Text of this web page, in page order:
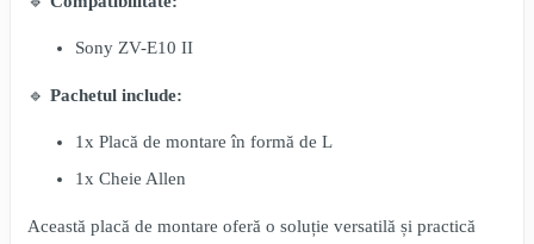
Sony ZV-E10 II
🔹 Pachetul include:
1x Placă de montare în formă de L
1x Cheie Allen
Această placă de montare oferă o soluție versatilă și practică